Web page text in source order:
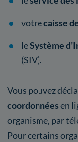
votrecaisse
leSystème
(SIV).
Vous pouvez
coordonnéesen
organisme, par
Pour certains